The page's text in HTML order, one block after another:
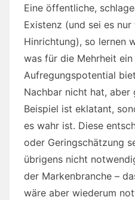
Eine öffentliche,
Existenz (und sei es
Hinrichtung), so lernen
was für die Mehrheit
Aufregungspotential
Nachbar nicht hat, aber
Beispiel ist eklatant,
es wahr ist. Diese
oder Geringschätzung
übrigens nicht
der Markenbranche –
wäre aber wiederum